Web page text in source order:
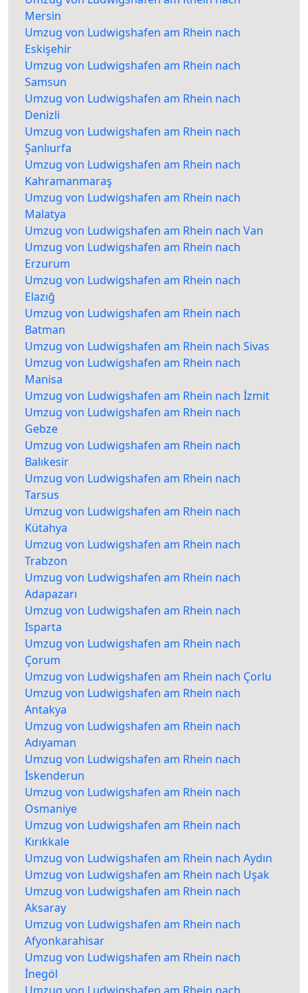
Mersin
Umzug von Ludwigshafen am Rhein nach
Eskişehir
Umzug von Ludwigshafen am Rhein nach
Samsun
Umzug von Ludwigshafen am Rhein nach
Denizli
Umzug von Ludwigshafen am Rhein nach
Şanlıurfa
Umzug von Ludwigshafen am Rhein nach
Kahramanmaraş
Umzug von Ludwigshafen am Rhein nach
Malatya
Umzug von Ludwigshafen am Rhein nach Van
Umzug von Ludwigshafen am Rhein nach
Erzurum
Umzug von Ludwigshafen am Rhein nach
Elazığ
Umzug von Ludwigshafen am Rhein nach
Batman
Umzug von Ludwigshafen am Rhein nach Sivas
Umzug von Ludwigshafen am Rhein nach
Manisa
Umzug von Ludwigshafen am Rhein nach İzmit
Umzug von Ludwigshafen am Rhein nach
Gebze
Umzug von Ludwigshafen am Rhein nach
Balıkesir
Umzug von Ludwigshafen am Rhein nach
Tarsus
Umzug von Ludwigshafen am Rhein nach
Kütahya
Umzug von Ludwigshafen am Rhein nach
Trabzon
Umzug von Ludwigshafen am Rhein nach
Adapazarı
Umzug von Ludwigshafen am Rhein nach
Isparta
Umzug von Ludwigshafen am Rhein nach
Çorum
Umzug von Ludwigshafen am Rhein nach Çorlu
Umzug von Ludwigshafen am Rhein nach
Antakya
Umzug von Ludwigshafen am Rhein nach
Adıyaman
Umzug von Ludwigshafen am Rhein nach
İskenderun
Umzug von Ludwigshafen am Rhein nach
Osmaniye
Umzug von Ludwigshafen am Rhein nach
Kırıkkale
Umzug von Ludwigshafen am Rhein nach Aydın
Umzug von Ludwigshafen am Rhein nach Uşak
Umzug von Ludwigshafen am Rhein nach
Aksaray
Umzug von Ludwigshafen am Rhein nach
Afyonkarahisar
Umzug von Ludwigshafen am Rhein nach
İnegöl